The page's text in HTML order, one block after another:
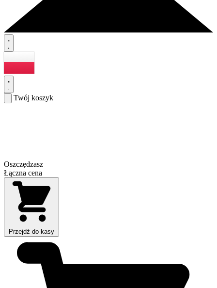
Twój koszyk
Oszczędzasz
Łączna cena
Przejdź do kasy